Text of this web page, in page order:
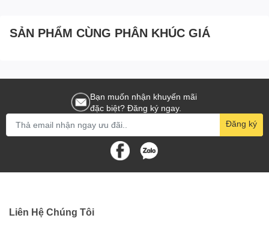
SẢN PHẨM CÙNG PHÂN KHÚC GIÁ
Bạn muốn nhận khuyến mãi
đặc biệt? Đăng ký ngay.
Đăng ký
Liên Hệ Chúng Tôi